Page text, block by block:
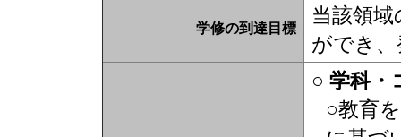
学修の到達目標
当該領
ができ
○ 学科・
○教育